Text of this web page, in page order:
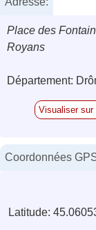
Place des
Royans
Département:
Visualiser sur
Coordonnées
Latitude: